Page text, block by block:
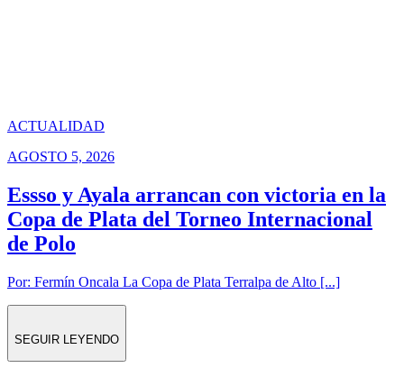
ACTUALIDAD
AGOSTO 5, 2026
Essso y Ayala arrancan con victoria en la
Copa de Plata del Torneo Internacional
de Polo
Por: Fermín Oncala La Copa de Plata Terralpa de Alto [...]
SEGUIR LEYENDO